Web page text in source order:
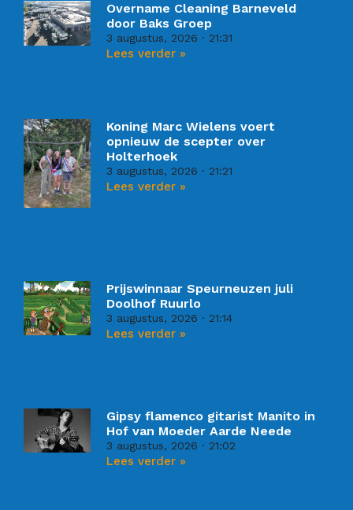
Overname Cleaning Barneveld
door Baks Groep
3 augustus, 2026 21:31
Lees verder »
Koning Marc Wielens voert
opnieuw de scepter over
Holterhoek
3 augustus, 2026 21:21
Lees verder »
Prijswinnaar Speurneuzen juli
Doolhof Ruurlo
3 augustus, 2026 21:14
Lees verder »
Gipsy flamenco gitarist Manito in
Hof van Moeder Aarde Neede
3 augustus, 2026 21:02
Lees verder »